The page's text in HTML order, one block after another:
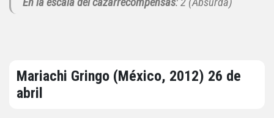
Mariachi Gringo (México, 2012) 26 de
abril